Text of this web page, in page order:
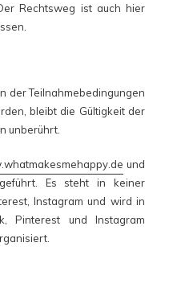
Rechtsweg ist auch hier
der Teilnahmebedingungen
bleibt die Gültigkeit der
unberührt.
und
Es steht in keiner
Instagram und wird in
Pinterest und Instagram